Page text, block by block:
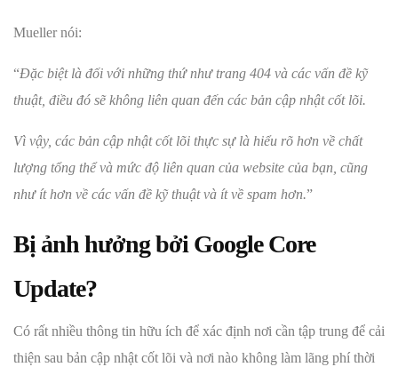
Mueller nói:
“Đặc biệt là đối với những thứ như trang 404 và các vấn đề kỹ
thuật, điều đó sẽ không liên quan đến các bản cập nhật cốt lõi.
Vì vậy, các bản cập nhật cốt lõi thực sự là hiểu rõ hơn về chất
lượng tổng thể và mức độ liên quan của website của bạn, cũng
như ít hơn về các vấn đề kỹ thuật và ít về spam hơn.”
Bị ảnh hưởng bởi Google Core
Update?
Có rất nhiều thông tin hữu ích để xác định nơi cần tập trung để cải
thiện sau bản cập nhật cốt lõi và nơi nào không làm lãng phí thời